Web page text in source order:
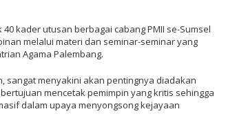
kader utusan berbagai cabang PMII se-Sumsel
melalui materi dan seminar-seminar yang
Agama Palembang.
sangat menyakini akan pentingnya diadakan
mencetak pemimpin yang kritis sehingga
dalam upaya menyongsong kejayaan